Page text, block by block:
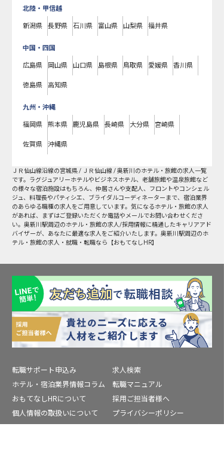
北陸・甲信越
新潟県 長野県 石川県 富山県 山梨県 福井県
中国・四国
広島県 岡山県 山口県 島根県 鳥取県 愛媛県 香川県
徳島県 高知県
九州・沖縄
福岡県 熊本県 鹿児島県 長崎県 大分県 宮崎県
佐賀県 沖縄県
ＪＲ仙山線沿線の宮城県 / ＪＲ仙山線 / 奥新川 のホテル・旅館の求人一覧
です。ラグジュアリーホテルやビジネスホテル、老舗旅館や温泉旅館など
の様々な宿泊施設はもちろん、仲居さんや支配人、フロントやコンシェル
ジュ、料理長やパティシエ、ブライダルコーディネーターまで、宿泊業界
のあらゆる職種の求人をご用意しています。気になるホテル・旅館の求人
があれば、まずはご登録いただくか電話やメールでお問い合わせくださ
い。奥新川駅周辺のホテル・旅館の求人/採用情報に精通したキャリアアド
バイザーが、あなたに最適な求人をご紹介いたします。奥新川駅周辺のホ
テル・旅館の求人・就職・転職なら【おもてなしHR】
転職サポート申込み
求人検索
ホテル・宿泊業界情報コラム
転職マニュアル
おもてなしHRについて
採用ご担当者様へ
個人情報の取扱いについて
プライバシーポリシー